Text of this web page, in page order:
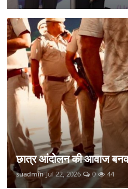
छात्र आंदोलन की आवाज
suadmin Jul 22, 2026 0 44